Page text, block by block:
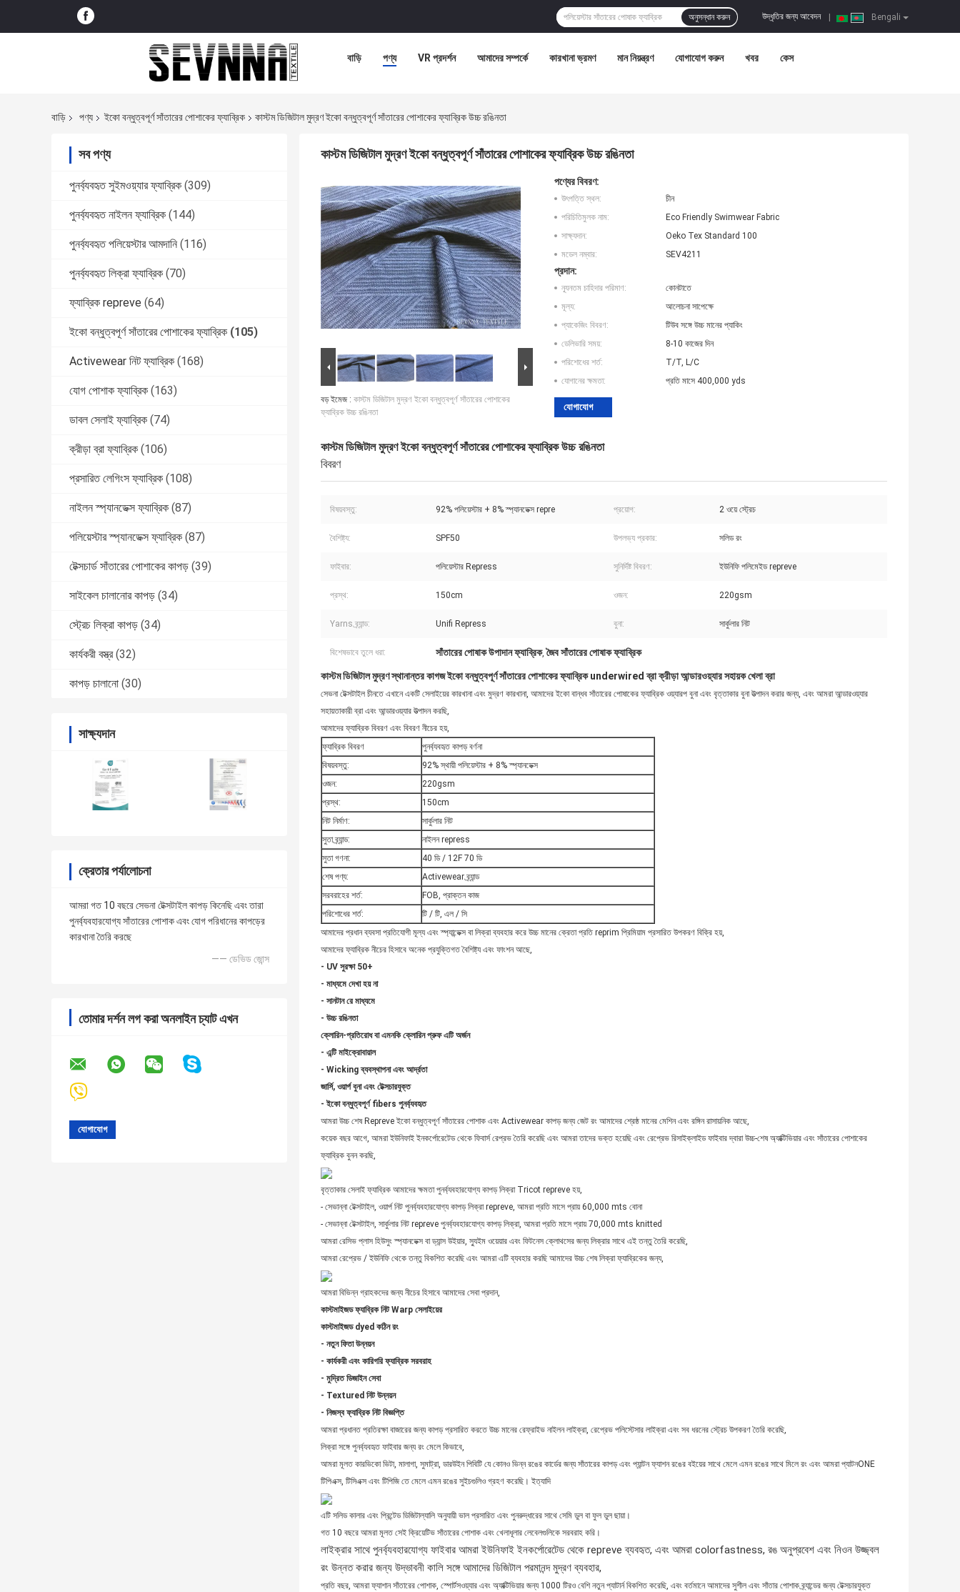
Bengali
উদ্ধৃতির জন্য আবেদন
অনুসন্ধান করুন
বাড়ি পণ্য VR প্রদর্শন আমাদের সম্পর্কে কারখানা ভ্রমণ মান নিয়ন্ত্রণ যোগাযোগ করুন খবর কেস
বাড়ি পণ্য ইকো বন্ধুত্বপূর্ণ সাঁতারের পোশাকের ফ্যাব্রিক কাস্টম ডিজিটাল মুদ্রণ ইকো বন্ধুত্বপূর্ণ সাঁতারের পোশাকের ফ্যাব্রিক উচ্চ রঙিনতা
সব পণ্য
পুনর্ব্যবহৃত সুইমওয়্যার ফ্যাব্রিক (309)
পুনর্ব্যবহৃত নাইলন ফ্যাব্রিক (144)
পুনর্ব্যবহৃত পলিয়েস্টার আমদানি (116)
পুনর্ব্যবহৃত লিক্রা ফ্যাব্রিক (70)
ফ্যাব্রিক repreve (64)
ইকো বন্ধুত্বপূর্ণ সাঁতারের পোশাকের ফ্যাব্রিক (105)
Activewear নিট ফ্যাব্রিক (168)
যোগ পোশাক ফ্যাব্রিক (163)
ডাবল সেলাই ফ্যাব্রিক (74)
ক্রীড়া ব্রা ফ্যাব্রিক (106)
প্রসারিত লেগিংস ফ্যাব্রিক (108)
নাইলন স্প্যানডেক্স ফ্যাব্রিক (87)
পলিয়েস্টার স্প্যানডেক্স ফ্যাব্রিক (87)
টেক্সচার্ড সাঁতারের পোশাকের কাপড় (39)
সাইকেল চালানোর কাপড় (34)
স্ট্রেচ লিক্রা কাপড় (34)
কার্যকরী বস্ত্র (32)
কাপড় চালানো (30)
সাক্ষ্যদান
ক্রেতার পর্যালোচনা
আমরা গত 10 বছরে সেভনা টেক্সটাইল কাপড় কিনেছি এবং তারা
পুনর্ব্যবহারযোগ্য সাঁতারের পোশাক এবং যোগ পরিধানের কাপড়ের
কারখানা তৈরি করছে
—— ডেভিড জোন্স
তোমার দর্শন লগ করা অনলাইন চ্যাট এখন
কাস্টম ডিজিটাল মুদ্রণ ইকো বন্ধুত্বপূর্ণ সাঁতারের পোশাকের ফ্যাব্রিক উচ্চ রঙিনতা
বড় ইমেজ : কাস্টম ডিজিটাল মুদ্রণ ইকো বন্ধুত্বপূর্ণ সাঁতারের পোশাকের
ফ্যাব্রিক উচ্চ রঙিনতা
পণ্যের বিবরণ:
উৎপত্তি স্থল:
চীন
পরিচিতিমুলক নাম:
Eco Friendly Swimwear Fabric
সাক্ষ্যদান:
Oeko Tex Standard 100
মডেল নম্বার:
SEV4211
প্রদান:
ন্যূনতম চাহিদার পরিমাণ:
কোনটাতে
মূল্য:
আলোচনা সাপেক্ষে
প্যাকেজিং বিবরণ:
টিউব সঙ্গে উচ্চ মানের প্যাকিং
ডেলিভারি সময়:
8-10 কাজের দিন
পরিশোধের শর্ত:
T/T, L/C
যোগানের ক্ষমতা:
প্রতি মাসে 400,000 yds
যোগাযোগ
কাস্টম ডিজিটাল মুদ্রণ ইকো বন্ধুত্বপূর্ণ সাঁতারের পোশাকের ফ্যাব্রিক উচ্চ রঙিনতা
বিবরণ
বিষয়বস্তু: 92% পলিয়েস্টার + 8% স্প্যানডেক্স repre প্রয়োগ: 2 ওয়ে স্ট্রেচ
বৈশিষ্ট্য: SPF50 উপলভ্য প্রকার: সলিড রং
ফাইবার: পলিয়েস্টার Repress সুনির্দিষ্ট বিবরণ: ইউনিফি পলিমেইড repreve
প্রস্থ: 150cm ওজন: 220gsm
Yarns ব্র্যান্ড: Unifi Repress বুনা: সার্কুলার নিট
বিশেষভাবে তুলে ধরা: সাঁতারের পোষাক উপাদান ফ্যাব্রিক, জৈব সাঁতারের পোষাক ফ্যাব্রিক
কাস্টম ডিজিটাল মুদ্রণ স্থানান্তর কাগজ ইকো বন্ধুত্বপূর্ণ সাঁতারের পোশাকের ফ্যাব্রিক underwired ব্রা ক্রীড়া আন্ডারওয়্যার সহায়ক খেলা ব্রা
সেভনা টেক্সটাইল চীনতে এখানে একটি সেলাইয়ের কারখানা এবং মুদ্রণ কারখানা, আমাদের ইকো বান্ধব সাঁতারের পোষাকের ফ্যাব্রিক ওয়্যারপ বুনা এবং বৃত্তাকার বুনা উত্পাদন করার জন্য, এবং আমরা আন্ডারওয়্যার
সহায়তাকারী ব্রা এবং আন্ডারওয়্যার উত্পাদন করছি,
আমাদের ফ্যাব্রিক বিবরণ এবং বিবরণ নীচের হয়,
ফ্যাব্রিক বিবরণ
পুনর্ব্যবহৃত কাপড় বর্ণনা
বিষয়বস্তু:
92% স্থায়ী পলিয়েস্টার + 8% স্প্যানডেক্স
ওজন:
220gsm
প্রস্থ:
150cm
নিট নির্মাণ:
সার্কুলার নিট
সুতা ব্র্যান্ড:
নাইলন repress
সুতা গণনা:
40 ডি / 12F 70 ডি
শেষ পণ্য:
Activewear ব্র্যান্ড
সরবরাহের শর্ত:
FOB, প্রাক্তন কাজ
পরিশোধের শর্ত:
টি / টি, এল / সি
আমাদের প্রধান ব্যবসা প্রতিযোগী মূল্য এবং স্প্যান্ডেক্স বা লিক্রা ব্যবহার করে উচ্চ মানের ক্রেতা প্রতি reprim প্রিমিয়াম প্রসারিত উপকরণ বিক্রি হয়,
আমাদের ফ্যাব্রিক নীচের হিসাবে অনেক প্রযুক্তিগত বৈশিষ্ট্য এবং ফাংশন আছে,
- UV সুরক্ষা 50+
- মাধ্যমে দেখা হয় না
- সানটান রে মাধ্যমে
- উচ্চ রঙিনতা
ক্লোরিন-প্রতিরোধ বা এমনকি ক্লোরিন প্রুফ এটি অর্জন
- এন্টি মাইক্রোবায়াল
- Wicking ব্যবস্থাপনা এবং আর্দ্রতা
জার্সি, ওয়ার্প বুনা এবং টেক্সচারযুক্ত
- ইকো বন্ধুত্বপূর্ণ fibers পুনর্ব্যবহৃত
আমরা উচ্চ শেষ Repreve ইকো বন্ধুত্বপূর্ণ সাঁতারের পোশাক এবং Activewear কাপড় জন্য জেট রং আমাদের শ্রেষ্ঠ মানের মেশিন এবং রঙ্গিন রাসায়নিক আছে,
কয়েক বছর আগে, আমরা ইউনিফাই ইনকর্পোরেটেড থেকে ফিবার্স রেপ্রভ তৈরি করেছি এবং আমরা তাদের ভক্ত হয়েছি এবং রেপ্রেভ রিসাইক্লাইড ফাইবার দ্বারা উচ্চ-শেষ অ্যাক্টিভিয়ার এবং সাঁতারের পোশাকের
ফ্যাব্রিক বুনন করছি,
বৃত্তাকার সেলাই ফ্যাব্রিক আমাদের ক্ষমতা পুনর্ব্যবহারযোগ্য কাপড় লিক্রা Tricot repreve হয়,
- সেভান্না টেক্সটাইল, ওয়ার্প নিট পুনর্ব্যবহারযোগ্য কাপড় লিক্রা repreve, আমরা প্রতি মাসে প্রায় 60,000 mts বোনা
- সেভান্না টেক্সটাইল, সার্কুলার নিট repreve পুনর্ব্যবহারযোগ্য কাপড় লিক্রা, আমরা প্রতি মাসে প্রায় 70,000 mts knitted
আমরা রেসিভ প্লাস হিউসুং স্প্যানডেক্স বা ড্যান্স উইয়ার, স্যুইম ওয়েয়ার এবং ফিটনেস ক্লোথসের জন্য লিক্রার সাথে এই তন্তু তৈরি করেছি,
আমরা রেপ্রেভ / ইউনিফি থেকে তন্তু বিকশিত করেছি এবং আমরা এটি ব্যবহার করছি আমাদের উচ্চ শেষ লিক্রা ফ্যাব্রিকের জন্য,
আমরা বিভিন্ন গ্রাহকদের জন্য নীচের হিসাবে আমাদের সেবা প্রদান,
কাস্টমাইজড ফ্যাব্রিক নিট Warp সেলাইয়ের
কাস্টমাইজড dyed কঠিন রং
- নতুন ফিতা উন্নয়ন
- কার্যকরী এবং কারিগরি ফ্যাব্রিক সরবরাহ
- মুদ্রিত ডিজাইন সেবা
- Textured নিট উন্নয়ন
- নিজস্ব ফ্যাব্রিক নিট বিজ্ঞপ্তি
আমরা প্রধানত প্রতিরক্ষা বাজারের জন্য কাপড় প্রসারিত করতে উচ্চ মানের রেফ্রাইভ নাইলন লাইক্রা, রেপ্রেভ পলিস্টেসার লাইক্রা এবং সব ধরনের স্ট্রেচ উপকরণ তৈরি করেছি,
লিক্রা সঙ্গে পুনর্ব্যবহৃত ফাইবার জন্য রং মেলে কিভাবে,
আমরা মূলত কারভিকো ভিটা, মালাগা, সুমাট্রা, ডারউইন পিবিটি যে কোনও ভিন্ন রঙের কার্ডের জন্য সাঁতারের কাপড় এবং প্যান্টন ফ্যাশন রঙের বইয়ের সাথে মেলে এমন রঙের সাথে মিলে রং এবং আমরা প্যাটনONE
টিপিএক্স, টিসিএক্স এবং টিপিজি তে মেলে এমন রঙের সুইচগুলিও গ্রহণ করেছি। ইত্যাদি
এটি সলিড কালার এবং প্রিন্টেড ডিজিটাল্যালি অনুযায়ী ভাল প্রসারিত এবং পুনরুদ্ধারের সাথে সেমি ডুল বা ফুল ডুল ছায়া।
গত 10 বছরে আমরা মূলত সেই ক্রিয়েটিভ সাঁতারের পোশাক এবং খেলাধূলার লেবেলগুলিকে সরবরাহ করি।
লাইক্রার সাথে পুনর্ব্যবহারযোগ্য ফাইবার আমরা ইউনিফাই ইনকর্পোরেটেড থেকে repreve ব্যবহৃত, এবং আমরা colorfastness, রঙ অনুপ্রবেশ এবং নিওন উজ্জ্বল
রং উন্নত করার জন্য উদ্ভাবনী কালি সঙ্গে আমাদের ডিজিটাল পরমানন্দ মুদ্রণ ব্যবহার,
প্রতি বছর, আমরা ফ্যাশান সাঁতারের পোশাক, স্পোর্টসওয়্যার এবং অ্যাক্টিভিয়ার জন্য 1000 টিরও বেশি নতুন প্যাটার্ন বিকশিত করেছি, এবং বর্তমানে আমাদের সুশীল এবং সাঁতার পোশাক ব্র্যান্ডের জন্য টেক্সচারযুক্ত